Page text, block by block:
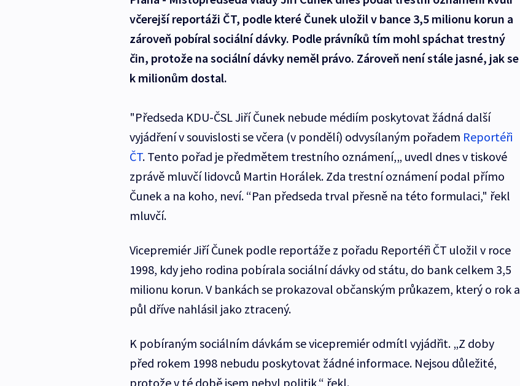
včerejší reportáži ČT, podle které Čunek uložil v bance 3,5 milionu korun a
zároveň pobíral sociální dávky. Podle právníků tím mohl spáchat trestný
čin, protože na sociální dávky neměl právo. Zároveň není stále jasné, jak se
k milionům dostal.
"Předseda KDU-ČSL Jiří Čunek nebude médiím poskytovat žádná další
vyjádření v souvislosti se včera (v pondělí) odvysílaným pořadem Reportéři
ČT. Tento pořad je předmětem trestního oznámení,„ uvedl dnes v tiskové
zprávě mluvčí lidovců Martin Horálek. Zda trestní oznámení podal přímo
Čunek a na koho, neví. “Pan předseda trval přesně na této formulaci," řekl
mluvčí.
Vicepremiér Jiří Čunek podle reportáže z pořadu Reportéři ČT uložil v roce
1998, kdy jeho rodina pobírala sociální dávky od státu, do bank celkem 3,5
milionu korun. V bankách se prokazoval občanským průkazem, který o rok a
půl dříve nahlásil jako ztracený.
K pobíraným sociálním dávkám se vicepremiér odmítl vyjádřit. „Z doby
před rokem 1998 nebudu poskytovat žádné informace. Nejsou důležité,
protože v té době jsem nebyl politik,“ řekl.